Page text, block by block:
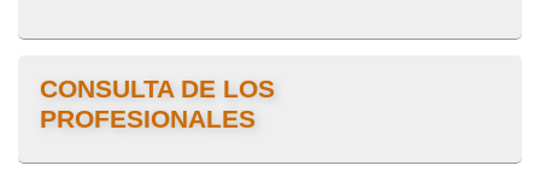
CONSULTA DE LOS
PROFESIONALES